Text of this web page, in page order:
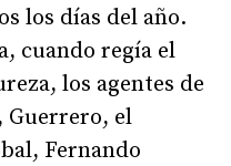
los días del año.
cuando regía el
los agentes de
Guerrero, el
Fernando